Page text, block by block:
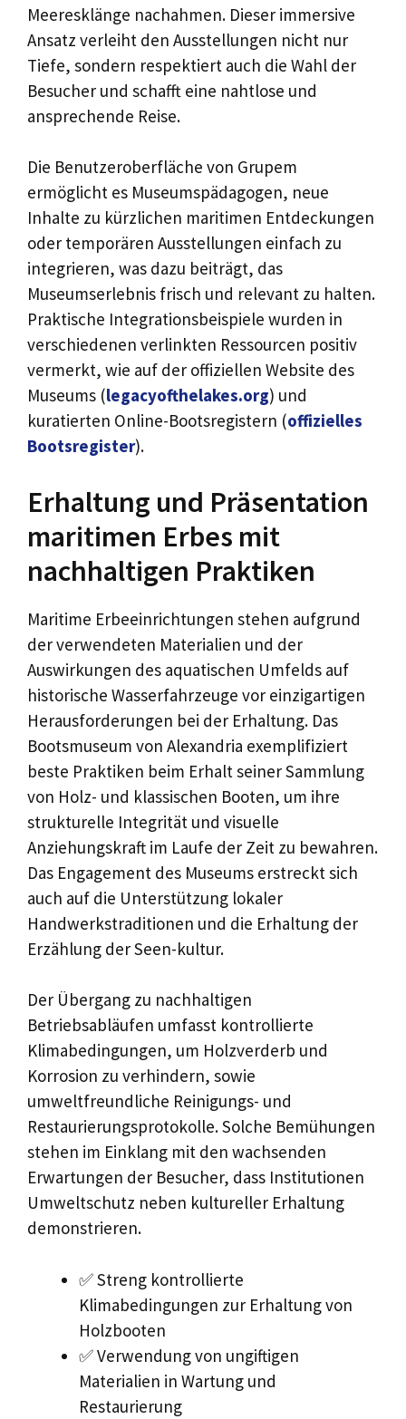
Meeresklänge nachahmen. Dieser immersive
Ansatz verleiht den Ausstellungen nicht nur
Tiefe, sondern respektiert auch die Wahl der
Besucher und schafft eine nahtlose und
ansprechende Reise.
Die Benutzeroberfläche von Grupem
ermöglicht es Museumspädagogen, neue
Inhalte zu kürzlichen maritimen Entdeckungen
oder temporären Ausstellungen einfach zu
integrieren, was dazu beiträgt, das
Museumserlebnis frisch und relevant zu halten.
Praktische Integrationsbeispiele wurden in
verschiedenen verlinkten Ressourcen positiv
vermerkt, wie auf der offiziellen Website des
Museums (legacyofthelakes.org) und
kuratierten Online-Bootsregistern (offizielles
Bootsregister).
Erhaltung und Präsentation
maritimen Erbes mit
nachhaltigen Praktiken
Maritime Erbeeinrichtungen stehen aufgrund
der verwendeten Materialien und der
Auswirkungen des aquatischen Umfelds auf
historische Wasserfahrzeuge vor einzigartigen
Herausforderungen bei der Erhaltung. Das
Bootsmuseum von Alexandria exemplifiziert
beste Praktiken beim Erhalt seiner Sammlung
von Holz- und klassischen Booten, um ihre
strukturelle Integrität und visuelle
Anziehungskraft im Laufe der Zeit zu bewahren.
Das Engagement des Museums erstreckt sich
auch auf die Unterstützung lokaler
Handwerkstraditionen und die Erhaltung der
Erzählung der Seen-kultur.
Der Übergang zu nachhaltigen
Betriebsabläufen umfasst kontrollierte
Klimabedingungen, um Holzverderb und
Korrosion zu verhindern, sowie
umweltfreundliche Reinigungs- und
Restaurierungsprotokolle. Solche Bemühungen
stehen im Einklang mit den wachsenden
Erwartungen der Besucher, dass Institutionen
Umweltschutz neben kultureller Erhaltung
demonstrieren.
✅ Streng kontrollierte
Klimabedingungen zur Erhaltung von
Holzbooten
✅ Verwendung von ungiftigen
Materialien in Wartung und
Restaurierung